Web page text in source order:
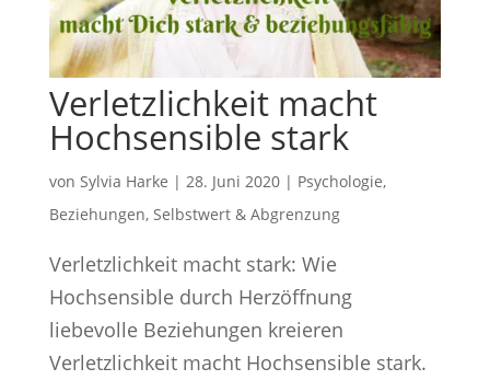
Verletzlichkeit macht
Hochsensible stark
von Sylvia Harke | 28. Juni 2020| Psychologie,
Beziehungen, Selbstwert & Abgrenzung
Verletzlichkeit macht stark: Wie
Hochsensible durch Herzöffnung
liebevolle Beziehungen kreieren
Verletzlichkeit macht Hochsensible stark.